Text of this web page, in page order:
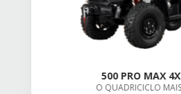
500 PRO MAX
O QUADRICICLO